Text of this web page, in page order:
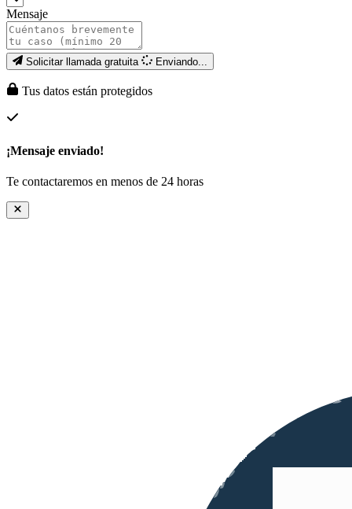
Mensaje
Solicitar llamada gratuita Enviando...
Tus datos están protegidos
¡Mensaje enviado!
Te contactaremos en menos de 24 horas